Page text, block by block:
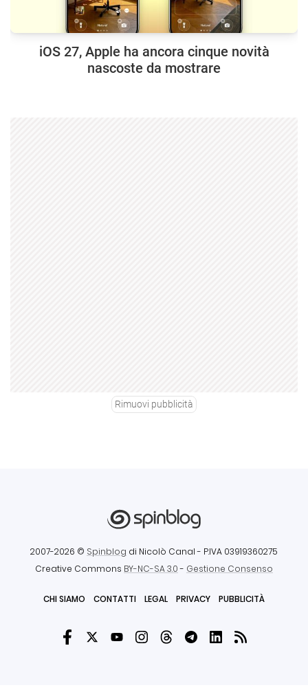
iOS 27, Apple ha ancora cinque novità
nascoste da mostrare
Rimuovi pubblicità
2007-2026 © Spinblog di Nicolò Canal - P.IVA 03919360275
Creative Commons BY-NC-SA 3.0- Gestione Consenso
CHI SIAMO CONTATTI LEGAL PRIVACY PUBBLICITÀ